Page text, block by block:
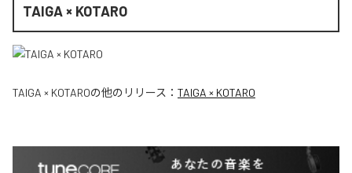
TAIGA × KOTARO
TAIGA × KOTAROの他のリリース： TAIGA × KOTARO